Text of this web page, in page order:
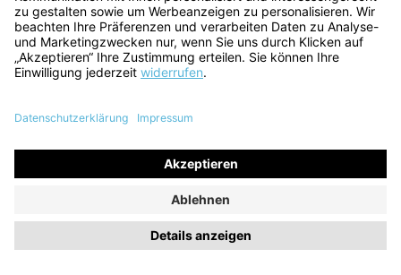
Schnürer Turna toffee kombi
142,40 € 189,90 €ehem. UVP(25% gespart)